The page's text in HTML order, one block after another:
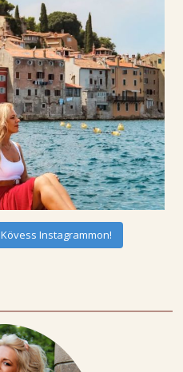
Kövess Instagrammon!